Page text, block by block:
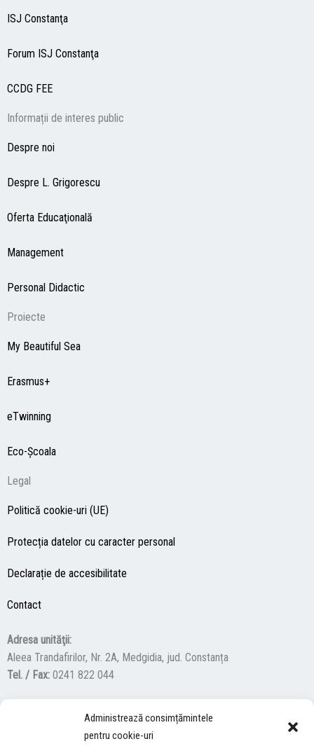
Administrează consimțămintele
pentru cookie-uri
ISJ Constanţa
Forum ISJ Constanţa
CCDG FEE
Informații de interes public
Despre noi
Despre L. Grigorescu
Oferta Educaţională
Management
Personal Didactic
Proiecte
My Beautiful Sea
Erasmus+
eTwinning
Eco-Şcoala
Legal
Politică cookie-uri (UE)
Protecția datelor cu caracter personal
Declarație de accesibilitate
Contact
Adresa unităţii:
Aleea Trandafirilor, Nr. 2A, Medgidia, jud. Constanța
Tel. / Fax: 0241 822 044
F
Y
I